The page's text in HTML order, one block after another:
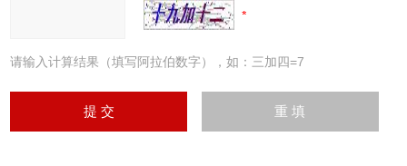
请输入计算结果（填写阿拉伯数字），如：三加四=7